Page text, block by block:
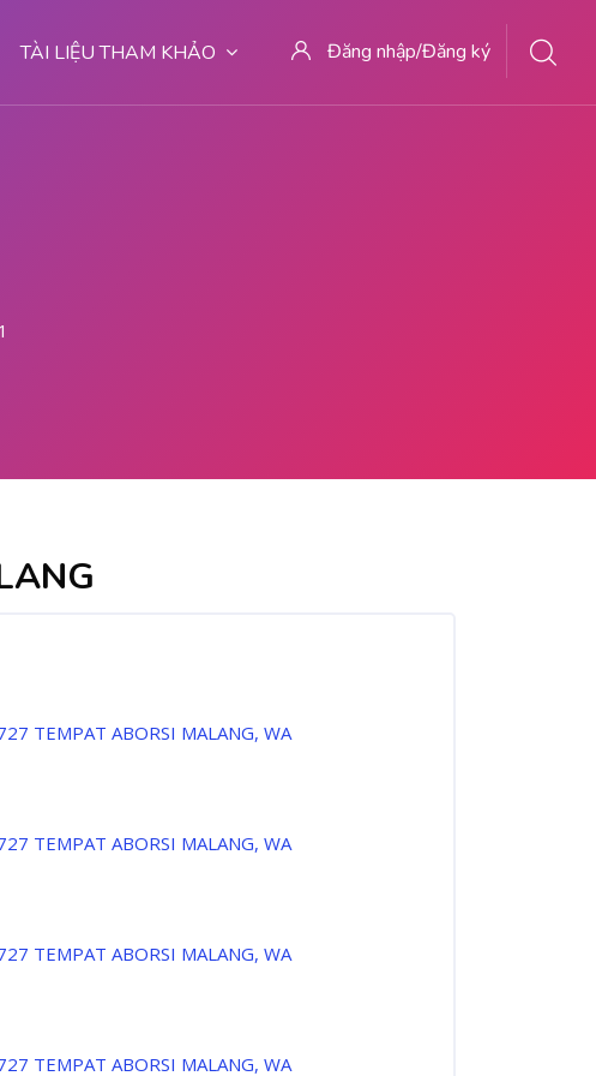
TÀI LIỆU THAM KHẢO Đăng nhập/Đăng ký
727 TEMPAT ABORSI KURET MALANG
TEMPAT ABORSI MALANG, WA
TEMPAT ABORSI MALANG, WA
TEMPAT ABORSI MALANG, WA
TEMPAT ABORSI MALANG, WA